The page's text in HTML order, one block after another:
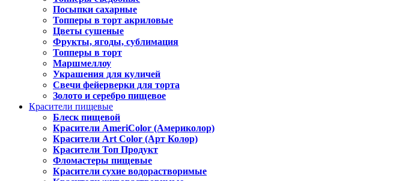
Посыпки сахарные
Топперы в торт акриловые
Цветы сушеные
Фрукты, ягоды, сублимация
Топперы в торт
Маршмеллоу
Украшения для куличей
Свечи фейерверки для торта
Золото и серебро пищевое
Красители пищевые
Блеск пищевой
Красители AmeriColor (Америколор)
Красители Art Color (Арт Колор)
Красители Топ Продукт
Фломастеры пищевые
Красители сухие водорастворимые